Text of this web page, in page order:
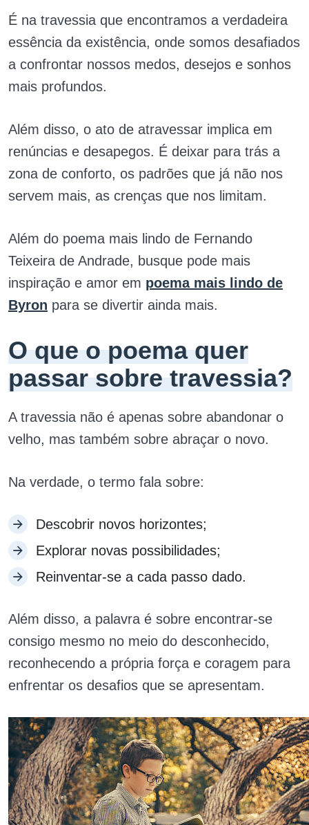
É na travessia que encontramos a verdadeira
essência da existência, onde somos desafiados
a confrontar nossos medos, desejos e sonhos
mais profundos.
Além disso, o ato de atravessar implica em
renúncias e desapegos. É deixar para trás a
zona de conforto, os padrões que já não nos
servem mais, as crenças que nos limitam.
Além do poema mais lindo de Fernando
Teixeira de Andrade, busque pode mais
inspiração e amor em poema mais lindo de
Byron para se divertir ainda mais.
O que o poema quer
passar sobre travessia?
A travessia não é apenas sobre abandonar o
velho, mas também sobre abraçar o novo.
Na verdade, o termo fala sobre:
Descobrir novos horizontes;
Explorar novas possibilidades;
Reinventar-se a cada passo dado.
Além disso, a palavra é sobre encontrar-se
consigo mesmo no meio do desconhecido,
reconhecendo a própria força e coragem para
enfrentar os desafios que se apresentam.